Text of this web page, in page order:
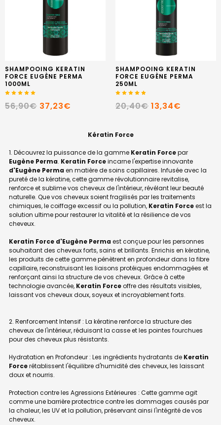
SHAMPOOING KERATIN
FORCE EUGÈNE PERMA
1000ML
56,90€ 37,23€
SHAMPOOING KERATIN
FORCE EUGÈNE PERMA
250ML
20,40€ 13,34€
Kératin Force
Découvrez la puissance de la gamme Keratin Forcepar
Eugène Perma. Keratin Forceincarne l'expertise innovante
d'Eugène Perma en matière de soins capillaires. Infusée avec la
pureté de la kératine, cette gamme révolutionnaire revitalise,
renforce et sublime vos cheveux de l'intérieur, révélant leur beauté
naturelle. Que vos cheveux soient fragilisés par les traitements
chimiques, le coiffage excessif ou la pollution, Keratin Forceest la
solution ultime pour restaurer la vitalité et la résilience de vos
cheveux.
Keratin Force d'Eugène Perma est conçue pour les personnes
souhaitant des cheveux forts, sains et brillants. Enrichis en kératine,
les produits de cette gamme pénètrent en profondeur dans la fibre
capillaire, reconstruisant les liaisons protéiques endommagées et
renforçant ainsi la structure de vos cheveux. Grâce à cette
technologie avancée, Keratin Forceoffre des résultats visibles,
laissant vos cheveux doux, soyeux et incroyablement forts.
Renforcement Intensif : La kératine renforce la structure des
cheveux de l'intérieur, réduisant la casse et les pointes fourchues
pour des cheveux plus résistants.
Hydratation en Profondeur : Les ingrédients hydratants de Keratin
Forcerétablissent l'équilibre d'humidité des cheveux, les laissant
doux et nourris.
Protection contre les Agressions Extérieures : Cette gamme agit
comme une barrière protectrice contre les dommages causés par
la chaleur, les UV et la pollution, préservant ainsi l'intégrité de vos
cheveux.